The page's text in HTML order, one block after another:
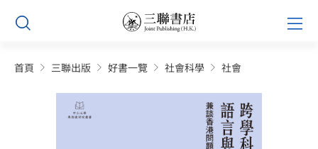
Skip
content
首頁 三聯出版 好書一覽 社會科學 社會